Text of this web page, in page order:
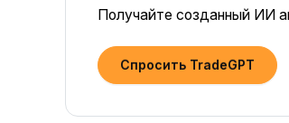
Получайте созданный ИИ
Спросить TradeGPT